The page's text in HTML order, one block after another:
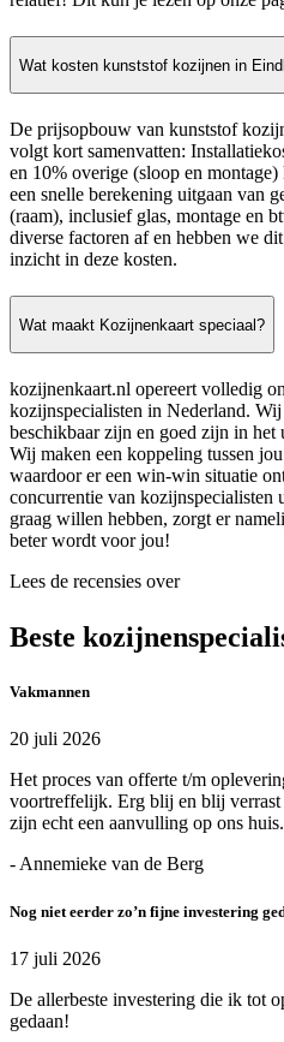
Wat kosten kunststof kozijnen in
De prijsopbouw van kunststof
volgt kort samenvatten:
en 10% overige (sloop en
een snelle berekening uitgaan van
(raam), inclusief glas, montage en
diverse factoren af en hebben we
inzicht in deze kosten.
Wat maakt Kozijnenkaart speciaal?
kozijnenkaart.nl opereert volledig
kozijnspecialisten in Nederland.
beschikbaar zijn en goed zijn in
Wij maken een koppeling tussen
waardoor er een win-win situatie
concurrentie van
graag willen hebben, zorgt er
beter wordt voor jou!
Lees de recensies over
Beste
Vakmannen
20 juli 2026
Het proces van offerte t/m
voortreffelijk. Erg blij en blij
zijn echt een aanvulling op ons huis.
- Annemieke van de Berg
Nog niet eerder zo’n fijne investering
17 juli 2026
De allerbeste investering die ik tot
gedaan!